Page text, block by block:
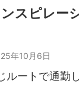
スピレー
年10月6日
ルートで通勤